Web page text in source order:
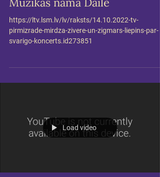
jubilejas koncerts. Par svarīgo.”
Mūzikas namā Daile
https://ltv.lsm.lv/lv/raksts/14.10.2022-tv-